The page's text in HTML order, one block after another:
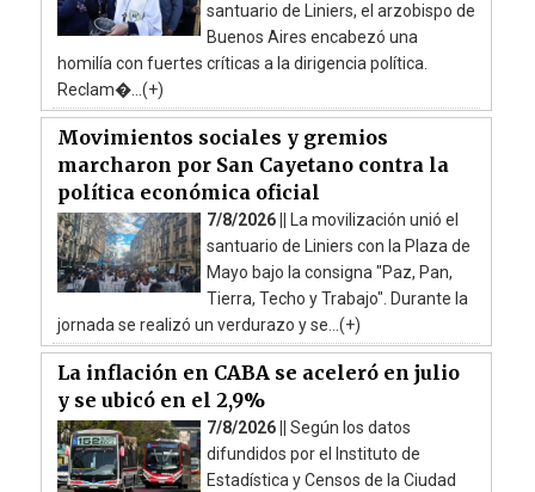
santuario de Liniers, el arzobispo de
Buenos Aires encabezó una
homilía con fuertes críticas a la dirigencia política.
Reclam�...(+)
Movimientos sociales y gremios
marcharon por San Cayetano contra la
política económica oficial
7/8/2026 || La movilización unió el
santuario de Liniers con la Plaza de
Mayo bajo la consigna "Paz, Pan,
Tierra, Techo y Trabajo". Durante la
jornada se realizó un verdurazo y se...(+)
La inflación en CABA se aceleró en julio
y se ubicó en el 2,9%
7/8/2026 || Según los datos
difundidos por el Instituto de
Estadística y Censos de la Ciudad